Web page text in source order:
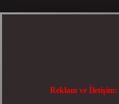
girişbetexper bahis
Reklam ve İletişim: